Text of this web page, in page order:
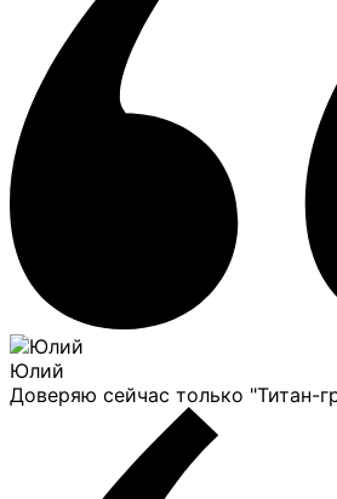
Юлий
Доверяю сейчас только "Титан-